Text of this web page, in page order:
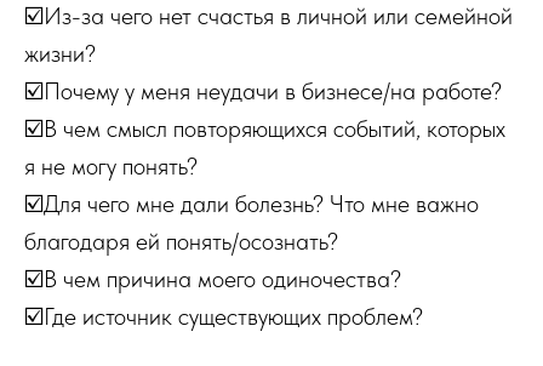
☑️Из-за чего нет счастья в личной или семейной
жизни?
☑️Почему у меня неудачи в бизнесе/на работе?
☑️В чем смысл повторяющихся событий, которых
я не могу понять?
☑️Для чего мне дали болезнь? Что мне важно
благодаря ей понять/осознать?
☑️В чем причина моего одиночества?
☑️Где источник существующих проблем?